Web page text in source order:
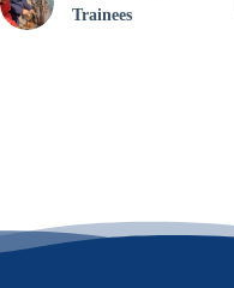
Trainees